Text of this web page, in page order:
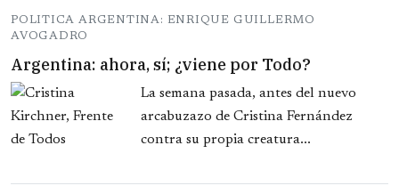
POLITICA ARGENTINA: ENRIQUE GUILLERMO
AVOGADRO
Argentina: ahora, sí; ¿viene por Todo?
La semana pasada, antes del nuevo
arcabuzazo de Cristina Fernández
contra su propia creatura...